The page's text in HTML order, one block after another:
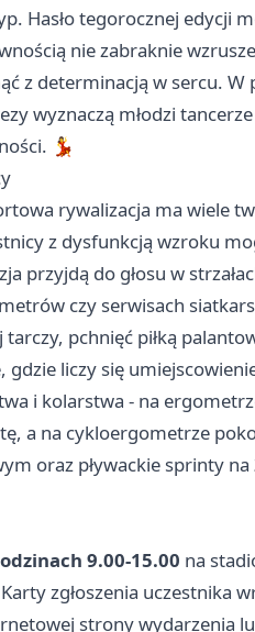
Hasło tegorocznej edycji
nie zabraknie
z determinacją w sercu. W
wyznaczą młodzi tancerze
💃
rywalizacja ma wiele
z dysfunkcją wzroku
przyjdą do głosu w
czy serwisach
pchnięć piłką
liczy się
i kolarstwa - na
a na cykloergometrze
oraz pływackie sprinty na
9.00-15.00 na
zgłoszenia uczestnika
strony wydarzenia